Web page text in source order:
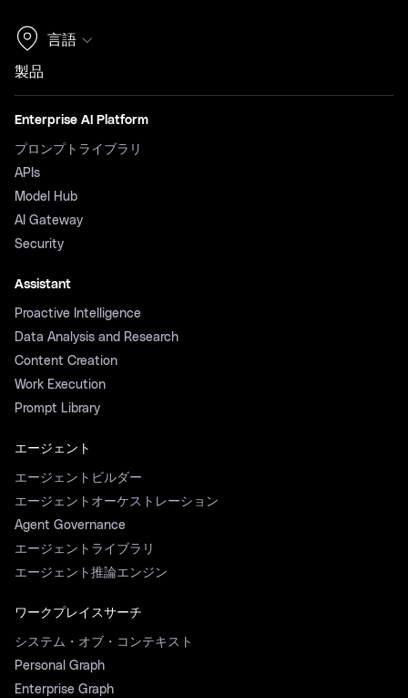
言語
製品
Enterprise AI Platform
プロンプトライブラリ
APIs
Model Hub
AI Gateway
Security
Assistant
Proactive Intelligence
Data Analysis and Research
Content Creation
Work Execution
Prompt Library
エージェント
エージェントビルダー
エージェントオーケストレーション
Agent Governance
エージェントライブラリ
エージェント推論エンジン
ワークプレイスサーチ
システム・オブ・コンテキスト
Personal Graph
Enterprise Graph